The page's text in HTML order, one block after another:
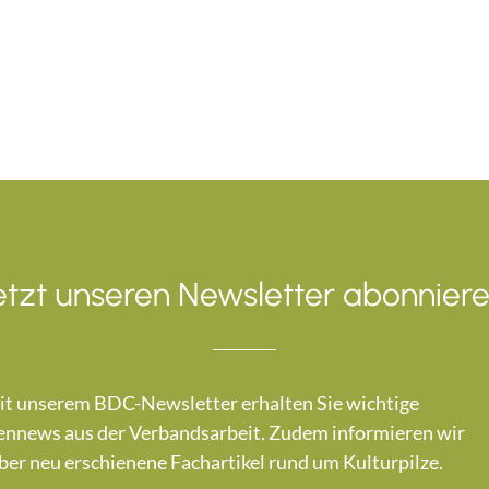
unseren Newsletter
unserem BDC-Newsletter erhalten Sie wichtige
aus der Verbandsarbeit. Zudem informieren wir
neu erschienene Fachartikel rund um Kulturpilze.